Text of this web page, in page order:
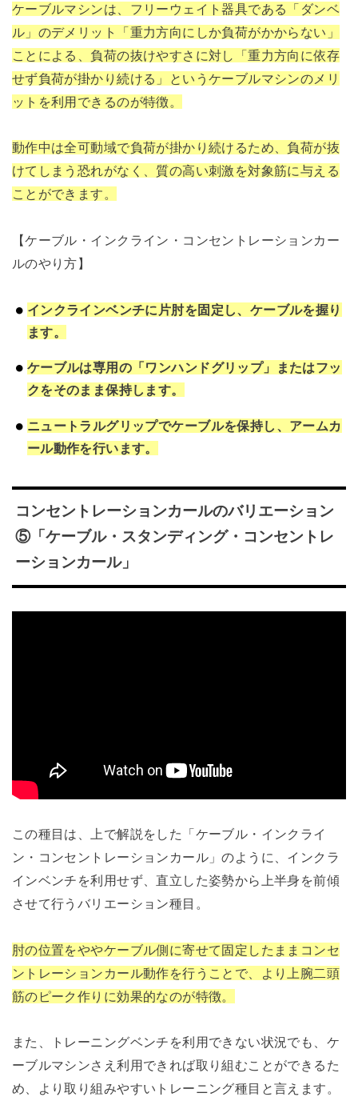
ケーブルマシンは、フリーウェイト器具である「ダンベ
ル」のデメリット「重力方向にしか負荷がかからない」
ことによる、負荷の抜けやすさに対し「重力方向に依存
せず負荷が掛かり続ける」というケーブルマシンのメリ
ットを利用できるのが特徴。
動作中は全可動域で負荷が掛かり続けるため、負荷が抜
けてしまう恐れがなく、質の高い刺激を対象筋に与える
ことができます。
【ケーブル・インクライン・コンセントレーションカー
ルのやり方】
インクラインベンチに片肘を固定し、ケーブルを握り
ます。
ケーブルは専用の「ワンハンドグリップ」またはフッ
クをそのまま保持します。
ニュートラルグリップでケーブルを保持し、アームカ
ール動作を行います。
コンセントレーションカールのバリエーション
⑤「ケーブル・スタンディング・コンセントレ
ーションカール」
この種目は、上で解説をした「ケーブル・インクライ
ン・コンセントレーションカール」のように、インクラ
インベンチを利用せず、直立した姿勢から上半身を前傾
させて行うバリエーション種目。
肘の位置をややケーブル側に寄せて固定したままコンセ
ントレーションカール動作を行うことで、より上腕二頭
筋のピーク作りに効果的なのが特徴。
また、トレーニングベンチを利用できない状況でも、ケ
ーブルマシンさえ利用できれば取り組むことができるた
め、より取り組みやすいトレーニング種目と言えます。